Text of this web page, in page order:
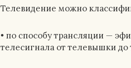
Телевидение можно
• по способу трансляции —
телесигнала от телевышки до